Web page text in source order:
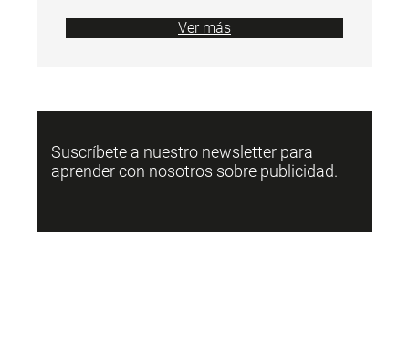
Ver más
Suscríbete a nuestro newsletter para
aprender con nosotros sobre publicidad.